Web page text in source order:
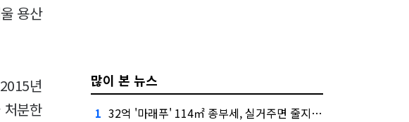
용산
년
분한
많이 본 뉴스
1 32억 '마래푸' 114㎡ 종부세, 실거주면 줄지만 안 살면 2.5배